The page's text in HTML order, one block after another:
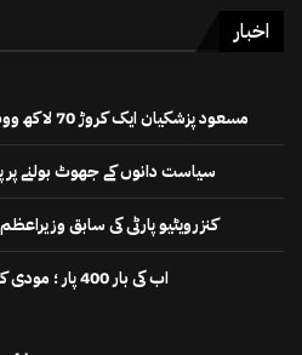
اخبار
مسعود پزشکیان ایک کروڑ 70 لاکھ ووٹ حاصل کرکے ایران کے صدر بن گئے
سیاست دانوں کے جھوٹ بولنے پر
کنزرویٹیو پارٹی کی سابق
اب کی بار 400 پار ؛ مودی کانعرہ سرکیئر سٹارمر نے پورا کردکھایا